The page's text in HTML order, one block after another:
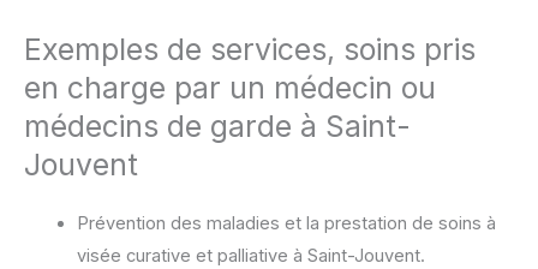
Exemples de services, soins pris
en charge par un médecin ou
médecins de garde à Saint-
Jouvent
Prévention des maladies et la prestation de soins à
visée curative et palliative à Saint-Jouvent.